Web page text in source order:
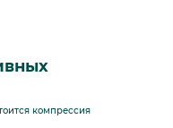
компрессия